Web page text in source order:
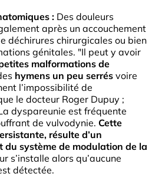
: Des douleurs
après un accouchement
déchirures chirurgicales ou bien
génitales. "Il peut y avoir
malformations de
hymens un peu serrés voire
l’impossibilité de
le docteur Roger Dupuy ;
dyspareunie est fréquente
de vulvodynie. Cette
résulte d’un
du système de modulation de la
s’installe alors qu’aucune
détectée.